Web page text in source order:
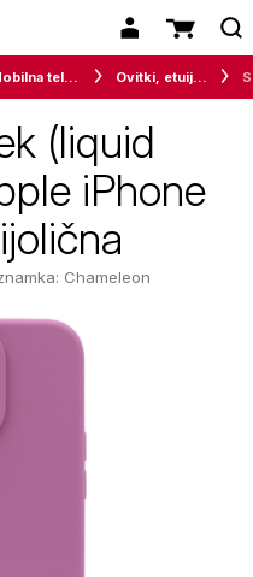
Mobilna telefonija Ovitki, etuiji, torbice in držala
(liquid
iPhone
Chameleon